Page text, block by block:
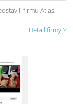
firmu Atlas,
Detail firmy >